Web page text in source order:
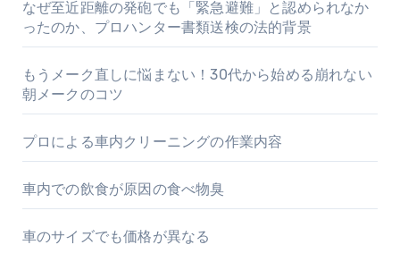
なぜ至近距離の発砲でも「緊急避難」と認められなか
ったのか、プロハンター書類送検の法的背景
もうメーク直しに悩まない！30代から始める崩れない
朝メークのコツ
プロによる車内クリーニングの作業内容
車内での飲食が原因の食べ物臭
車のサイズでも価格が異なる